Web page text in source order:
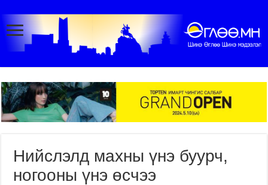
Нийслэлд махны үнэ буурч,
ногооны үнэ өсчээ